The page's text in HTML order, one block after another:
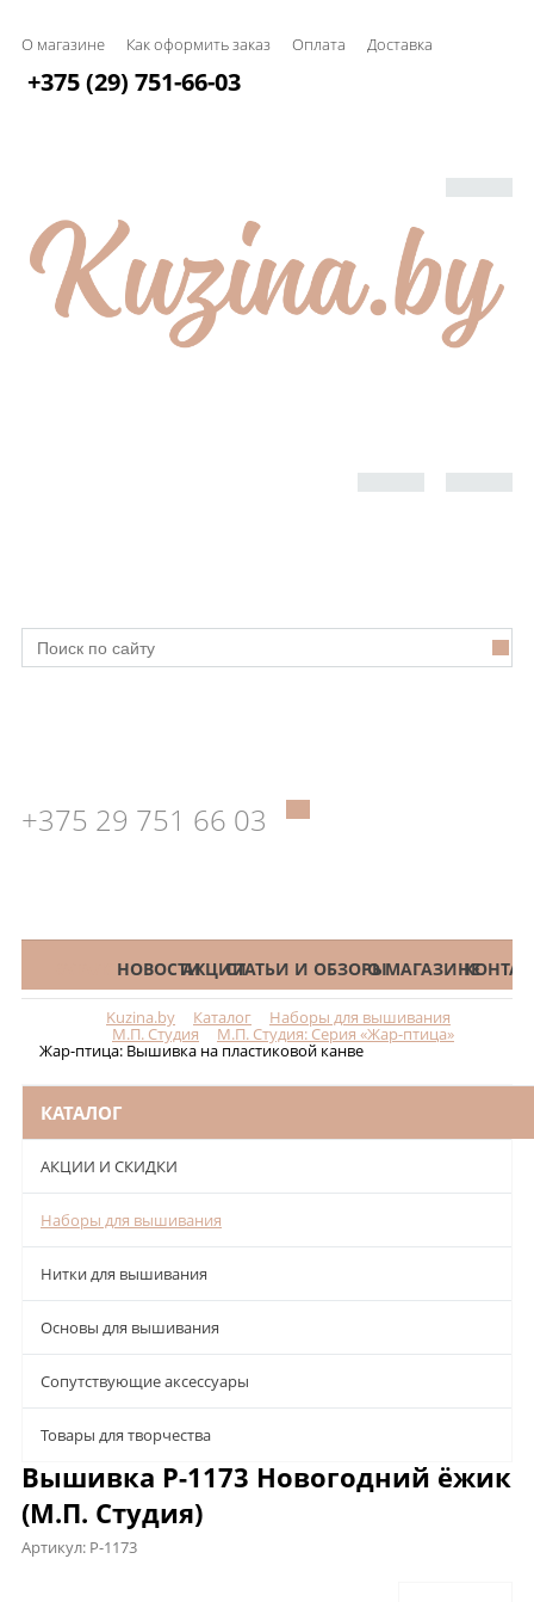
О магазине Как оформить заказ Оплата Доставка
+375 (29) 751-66-03
+375 29 751 66 03
КАТАЛОГНОВОСТИАКЦИИСТАТЬИ И ОБЗОРЫО МАГАЗИНЕ
Kuzina.by Каталог Наборы для вышивания
М.П. Студия М.П. Студия: Серия «Жар-птица»
Жар-птица: Вышивка на пластиковой канве
КАТАЛОГ
АКЦИИ И СКИДКИ
Наборы для вышивания
Нитки для вышивания
Основы для вышивания
Сопутствующие аксессуары
Товары для творчества
Вышивка Р-1173 Новогодний ёжик
(М.П. Студия)
Артикул: Р-1173